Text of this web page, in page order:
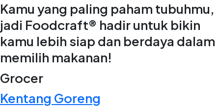
Kamu yang paling paham tubuhmu,
jadi Foodcraft® hadir untuk bikin
kamu lebih siap dan berdaya dalam
memilih makanan!
Grocer
Kentang Goreng